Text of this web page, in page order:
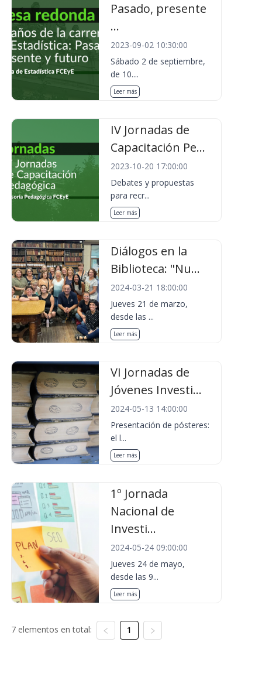
Pasado, presente
...
2023-09-02 10:30:00
Sábado 2 de septiembre,
de 10....
Leer más
IV Jornadas de
Capacitación Pe...
2023-10-20 17:00:00
Debates y propuestas
para recr...
Leer más
Diálogos en la
Biblioteca: "Nu...
2024-03-21 18:00:00
Jueves 21 de marzo,
desde las ...
Leer más
VI Jornadas de
Jóvenes Investi...
2024-05-13 14:00:00
Presentación de pósteres:
el l...
Leer más
1º Jornada
Nacional de
Investi...
2024-05-24 09:00:00
Jueves 24 de mayo,
desde las 9...
Leer más
7 elementos en total: 1